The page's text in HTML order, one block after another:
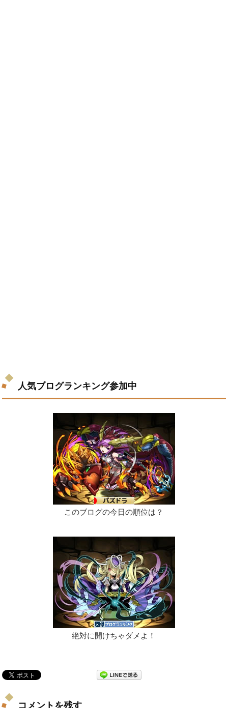
人気ブログランキング参加中
このブログの今日の順位は？
絶対に開けちゃダメよ！
コメントを残す